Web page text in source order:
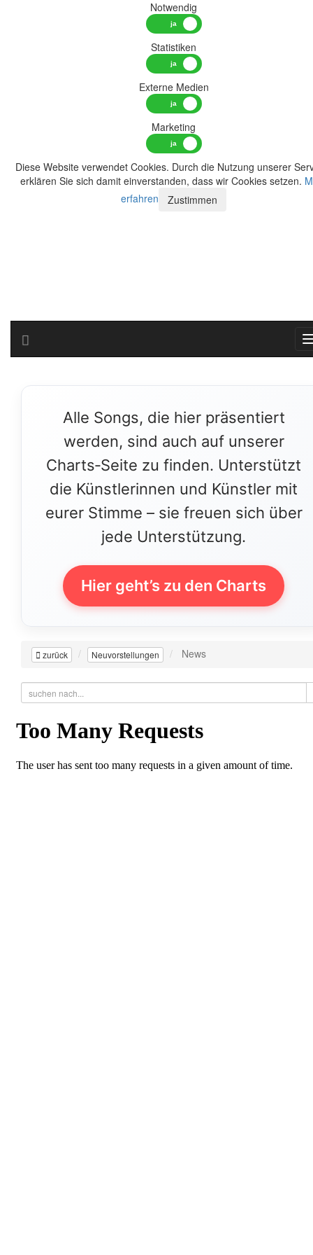
Notwendig
Statistiken
Externe Medien
Marketing
Diese Website verwendet Cookies. Durch die Nutzung unserer
erklären Sie sich damit einverstanden, dass wir Cookies setzen.
erfahren
Zustimmen
Alle Songs, die hier präsentiert
werden, sind auch auf unserer
Charts‑Seite zu finden. Unterstützt
die Künstlerinnen und Künstler mit
eurer Stimme – sie freuen sich über
jede Unterstützung.
Hier geht’s zu den Charts
zurück Neuvorstellungen News